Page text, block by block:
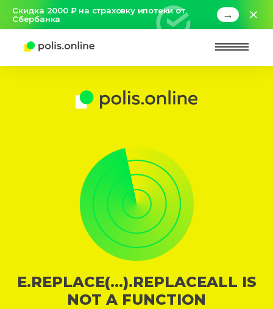
Скидка 2000 ₽ на страховку ипотеки от
Сбербанка
→
E.REPLACE(...).REPLACEALL IS
NOT A FUNCTION